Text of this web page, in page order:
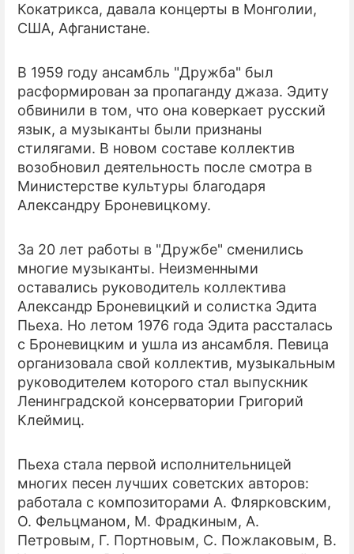
Кокатрикса, давала концерты в Монголии,
США, Афганистане.
В 1959 году ансамбль "Дружба" был
расформирован за пропаганду джаза. Эдиту
обвинили в том, что она коверкает русский
язык, а музыканты были признаны
стилягами. В новом составе коллектив
возобновил деятельность после смотра в
Министерстве культуры благодаря
Александру Броневицкому.
За 20 лет работы в "Дружбе" сменились
многие музыканты. Неизменными
оставались руководитель коллектива
Александр Броневицкий и солистка Эдита
Пьеха. Но летом 1976 года Эдита рассталась
с Броневицким и ушла из ансамбля. Певица
организовала свой коллектив, музыкальным
руководителем которого стал выпускник
Ленинградской консерватории Григорий
Клеймиц.
Пьеха стала первой исполнительницей
многих песен лучших советских авторов:
работала с композиторами А. Флярковским,
О. Фельцманом, М. Фрадкиным, А.
Петровым, Г. Портновым, С. Пожлаковым, В.